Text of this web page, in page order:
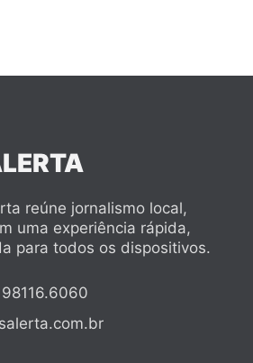
reúne jornalismo local,
uma experiência rápida,
para todos os dispositivos.